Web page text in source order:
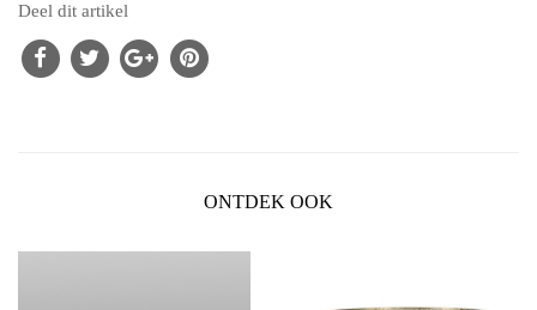
Deel dit artikel
ONTDEK OOK